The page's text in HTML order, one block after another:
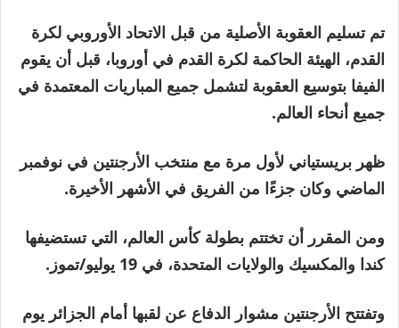
تم تسليم العقوبة الأصلية من قبل الاتحاد الأوروبي لكرة
القدم، الهيئة الحاكمة لكرة القدم في أوروبا، قبل أن يقوم
الفيفا بتوسيع العقوبة لتشمل جميع المباريات المعتمدة في
جميع أنحاء العالم.
ظهر بريستياني لأول مرة مع منتخب الأرجنتين في نوفمبر
الماضي وكان جزءًا من الفريق في الأشهر الأخيرة.
ومن المقرر أن تختتم بطولة كأس العالم، التي تستضيفها
كندا والمكسيك والولايات المتحدة، في 19 يوليو/تموز.
وتفتتح الأرجنتين مشوار الدفاع عن لقبها أمام الجزائر يوم